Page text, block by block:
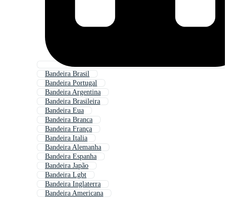
Bandeira Brasil
Bandeira Portugal
Bandeira Argentina
Bandeira Brasileira
Bandeira Eua
Bandeira Branca
Bandeira França
Bandeira Italia
Bandeira Alemanha
Bandeira Espanha
Bandeira Japão
Bandeira Lgbt
Bandeira Inglaterra
Bandeira Americana